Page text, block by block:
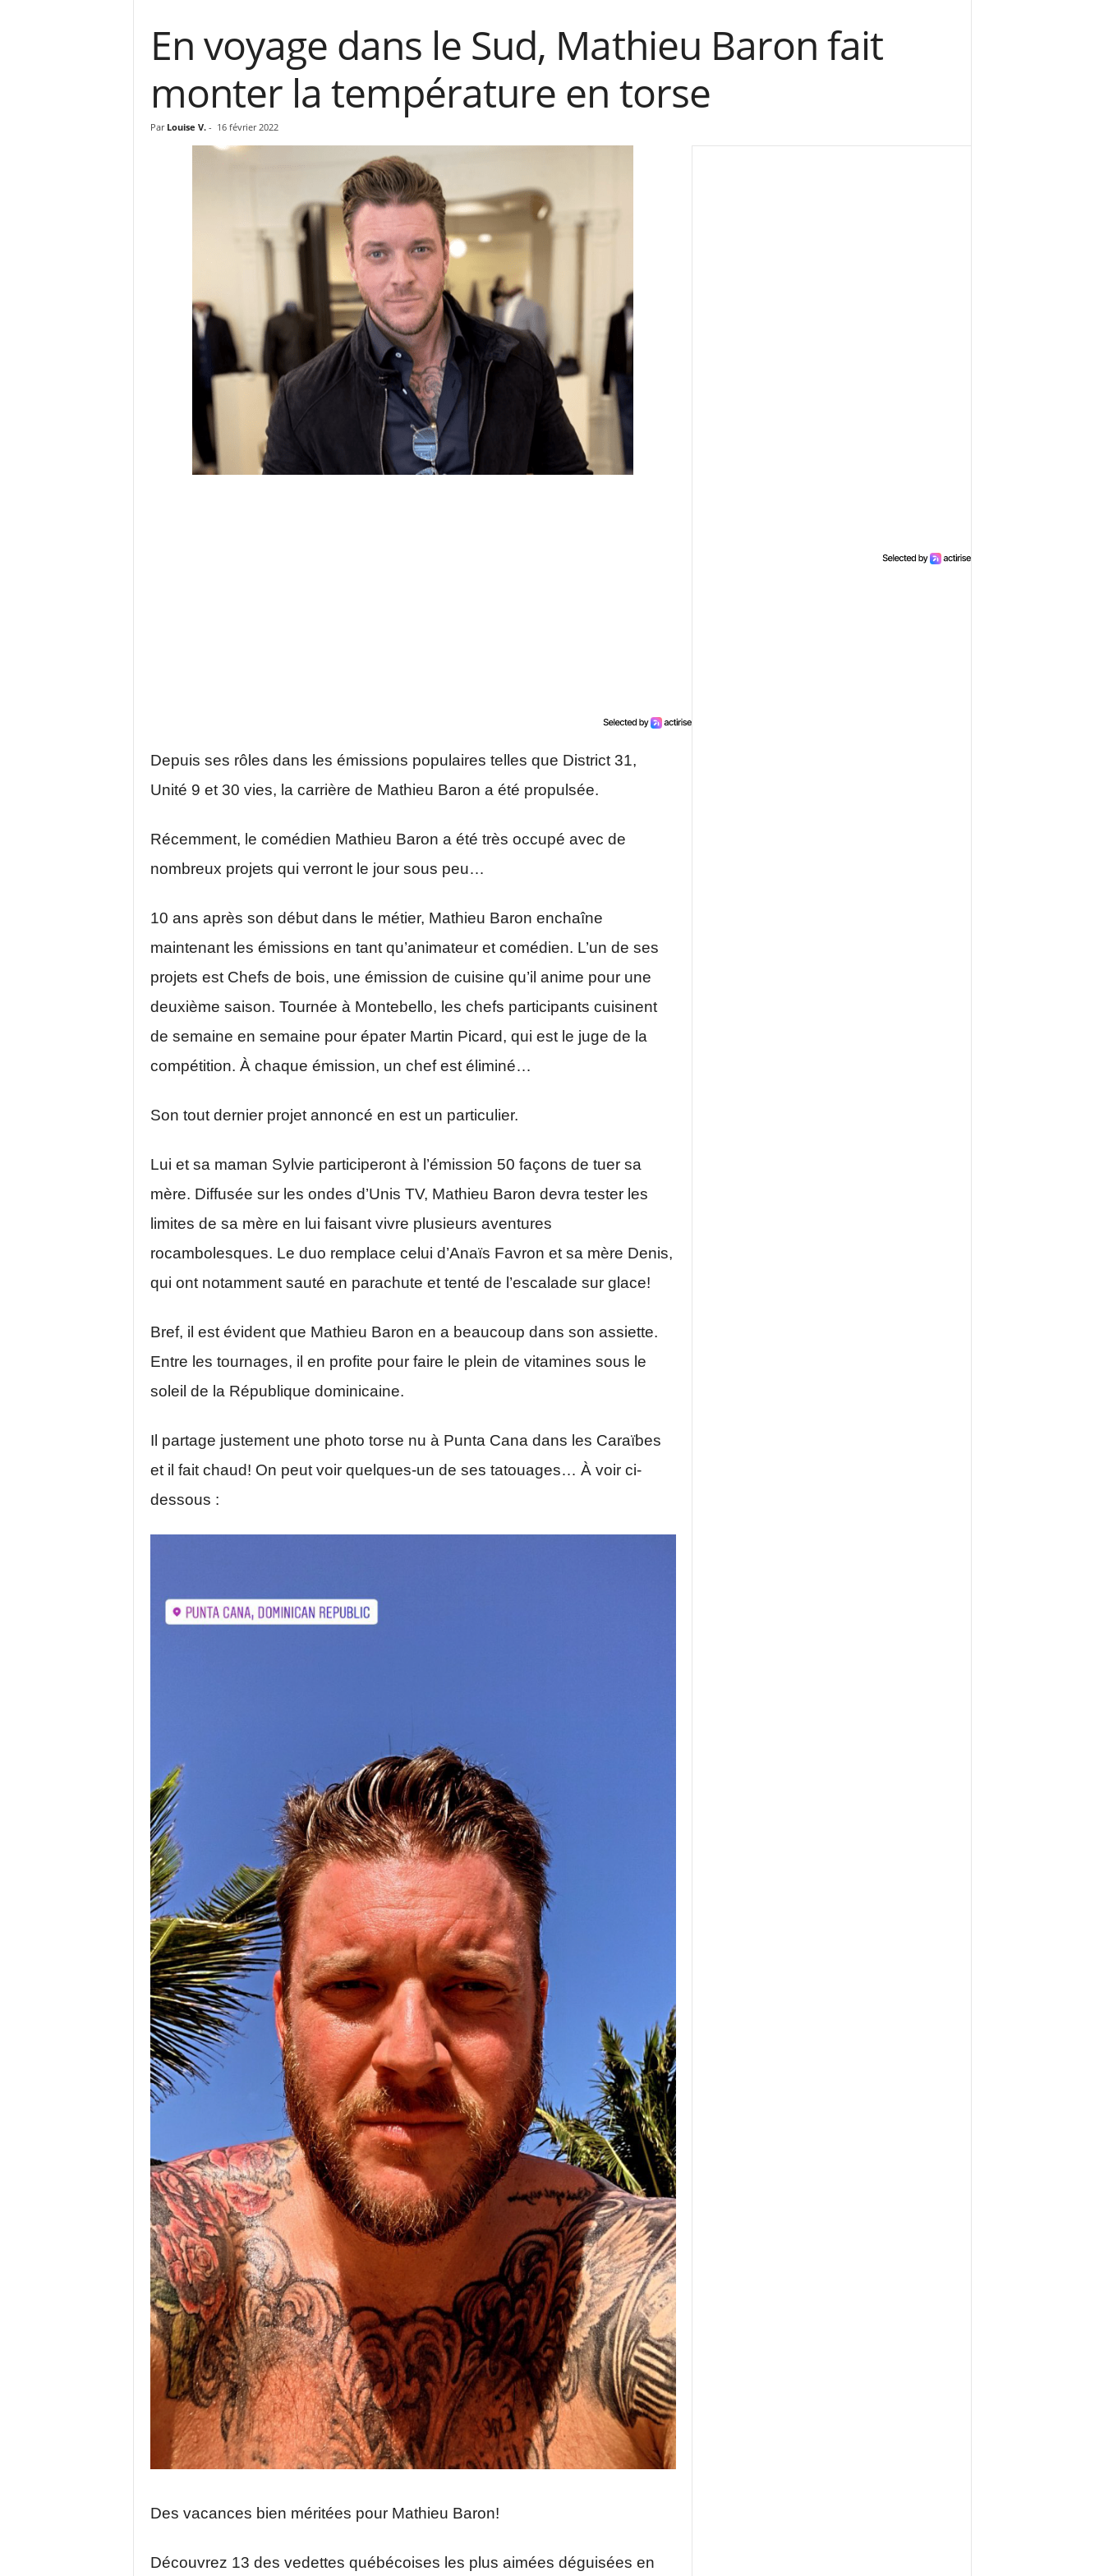
En voyage dans le Sud, Mathieu Baron fait
monter la température en torse
Par Louise V. - 16 février 2022
Depuis ses rôles dans les émissions populaires telles que District 31,
Unité 9 et 30 vies, la carrière de Mathieu Baron a été propulsée.
Récemment, le comédien Mathieu Baron a été très occupé avec de
nombreux projets qui verront le jour sous peu…
10 ans après son début dans le métier, Mathieu Baron enchaîne
maintenant les émissions en tant qu’animateur et comédien. L’un de ses
projets est Chefs de bois, une émission de cuisine qu’il anime pour une
deuxième saison. Tournée à Montebello, les chefs participants cuisinent
de semaine en semaine pour épater Martin Picard, qui est le juge de la
compétition. À chaque émission, un chef est éliminé…
Son tout dernier projet annoncé en est un particulier.
Lui et sa maman Sylvie participeront à l’émission 50 façons de tuer sa
mère. Diffusée sur les ondes d’Unis TV, Mathieu Baron devra tester les
limites de sa mère en lui faisant vivre plusieurs aventures
rocambolesques. Le duo remplace celui d’Anaïs Favron et sa mère Denis,
qui ont notamment sauté en parachute et tenté de l’escalade sur glace!
Bref, il est évident que Mathieu Baron en a beaucoup dans son assiette.
Entre les tournages, il en profite pour faire le plein de vitamines sous le
soleil de la République dominicaine.
Il partage justement une photo torse nu à Punta Cana dans les Caraïbes
et il fait chaud! On peut voir quelques-un de ses tatouages… À voir ci-
dessous :
Des vacances bien méritées pour Mathieu Baron!
Découvrez 13 des vedettes québécoises les plus aimées déguisées en